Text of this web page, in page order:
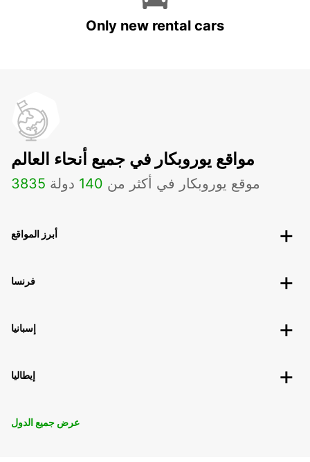
Only new rental cars
مواقع يوروبكار في جميع أنحاء العالم
3835 موقع يوروبكار في أكثر من 140 دولة
أبرز المواقع
فرنسا
إسبانيا
إيطاليا
عرض جميع الدول